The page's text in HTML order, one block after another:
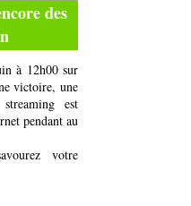
des
à 12h00 sur
victoire, une
est
pendant au
votre